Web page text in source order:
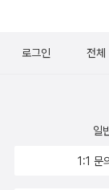
로그인 전체
일
1:1 문